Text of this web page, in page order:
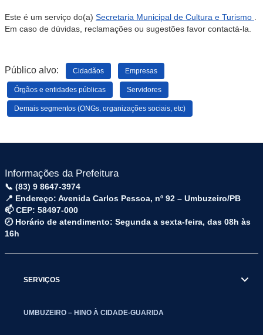
Este é um serviço do(a) Secretaria Municipal de Cultura e Turismo
Em caso de dúvidas, reclamações ou sugestões favor contactá-la.
Público alvo: Cidadãos Empresas
Órgãos e entidades públicas Servidores
Demais segmentos (ONGs, organizações sociais, etc)
Informações da Prefeitura
📞 (83) 9 8647-3974
📍 Endereço: Avenida Carlos Pessoa, nº 92 – Umbuzeiro/PB
📫 CEP: 58497-000
🕗 Horário de atendimento: Segunda a sexta-feira, das 08h às
16h
SERVIÇOS
UMBUZEIRO – HINO À CIDADE-GUARIDA